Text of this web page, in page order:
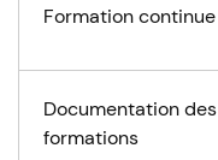
Formation continue
Documentation des
formations